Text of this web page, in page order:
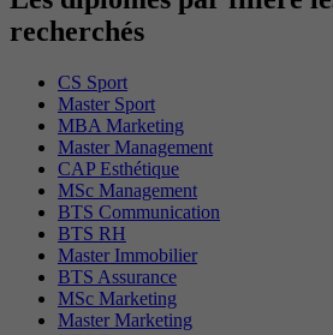
recherchés
CS Sport
Master Sport
MBA Marketing
Master Management
CAP Esthétique
MSc Management
BTS Communication
BTS RH
Master Immobilier
BTS Assurance
MSc Marketing
Master Marketing